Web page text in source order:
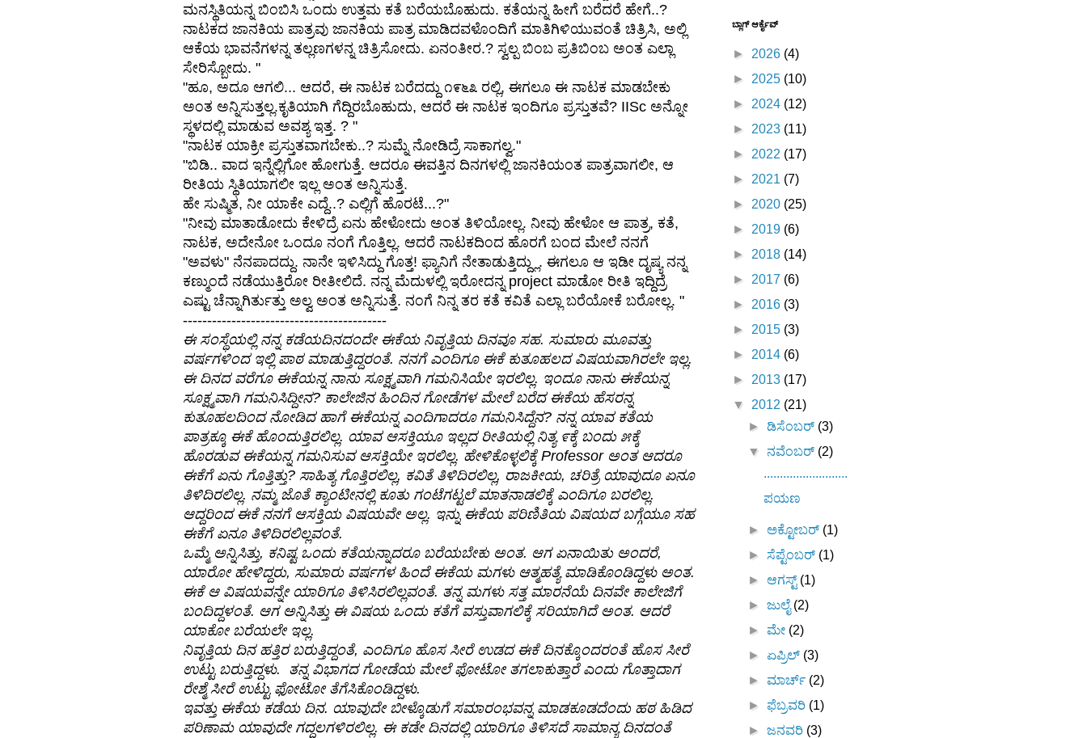
ಮನಸ್ಥಿತಿಯನ್ನ ಬಿಂಬಿಸಿ ಒಂದು ಉತ್ತಮ ಕತೆ ಬರೆಯಬೊಹುದು. ಕತೆಯನ್ನ ಹೀಗೆ ಬರೆದರೆ ಹೇಗೆ..?
ನಾಟಕದ ಜಾನಕಿಯ ಪಾತ್ರವು ಜಾನಕಿಯ ಪಾತ್ರ ಮಾಡಿದವಳೊಂದಿಗೆ ಮಾತಿಗಿಳಿಯುವಂತೆ ಚಿತ್ರಿಸಿ, ಅಲ್ಲಿ
ಆಕೆಯ ಭಾವನೆಗಳನ್ನ ತಲ್ಲಣಗಳನ್ನ ಚಿತ್ರಿಸೋದು. ಏನಂತೀರ.? ಸ್ವಲ್ಪ ಬಿಂಬ ಪ್ರತಿಬಿಂಬ ಅಂತ ಎಲ್ಲಾ
ಸೇರಿಸ್ಬೋದು. "
"ಹೂ, ಅದೂ ಆಗಲಿ... ಆದರೆ, ಈ ನಾಟಕ ಬರೆದದ್ದು ೧೯೬೩ ರಲ್ಲಿ, ಈಗಲೂ ಈ ನಾಟಕ ಮಾಡಬೇಕು
ಅಂತ ಅನ್ನಿಸುತ್ತಲ್ಲ.ಕೃತಿಯಾಗಿ ಗೆದ್ದಿರಬೊಹುದು, ಆದರೆ ಈ ನಾಟಕ ಇಂದಿಗೂ ಪ್ರಸ್ತುತವೆ? IISc ಅನ್ನೋ
ಸ್ಥಳದಲ್ಲಿ ಮಾಡುವ ಅವಶ್ಯ ಇತ್ತ. ? "
"ನಾಟಕ ಯಾಕ್ರೀ ಪ್ರಸ್ತುತವಾಗಬೇಕು..? ಸುಮ್ನೆ ನೋಡಿದ್ರೆ ಸಾಕಾಗಲ್ವ."
"ಬಿಡಿ.. ವಾದ ಇನ್ನೆಲ್ಲಿಗೋ ಹೋಗುತ್ತೆ. ಆದರೂ ಈವತ್ತಿನ ದಿನಗಳಲ್ಲಿ ಜಾನಕಿಯಂತ ಪಾತ್ರವಾಗಲೀ, ಆ
ರೀತಿಯ ಸ್ಥಿತಿಯಾಗಲೀ ಇಲ್ಲ ಅಂತ ಅನ್ನಿಸುತ್ತೆ.
ಹೇ ಸುಷ್ಮಿತ, ನೀ ಯಾಕೇ ಎದ್ದೆ..? ಎಲ್ಲಿಗೆ ಹೊರಟೆ...?"
"ನೀವು ಮಾತಾಡೋದು ಕೇಳಿದ್ರೆ ಏನು ಹೇಳೋದು ಅಂತ ತಿಳಿಯೋಲ್ಲ. ನೀವು ಹೇಳೋ ಆ ಪಾತ್ರ, ಕತೆ,
ನಾಟಕ, ಅದೇನೋ ಒಂದೂ ನಂಗೆ ಗೊತ್ತಿಲ್ಲ. ಆದರೆ ನಾಟಕದಿಂದ ಹೊರಗೆ ಬಂದ ಮೇಲೆ ನನಗೆ
"ಅವಳು" ನೆನಪಾದದ್ದು. ನಾನೇ ಇಳಿಸಿದ್ದು ಗೊತ್ತ! ಫ್ಯಾನಿಗೆ ನೇತಾಡುತ್ತಿದ್ದ್ಲು. ಈಗಲೂ ಆ ಇಡೀ ದೃಷ್ಯ ನನ್ನ
ಕಣ್ಮುಂದೆ ನಡೆಯುತ್ತಿರೋ ರೀತೀಲಿದೆ. ನನ್ನ ಮೆದುಳಲ್ಲಿ ಇರೋದನ್ನ project ಮಾಡೋ ರೀತಿ ಇದ್ದಿದ್ರೆ
ಎಷ್ಟು ಚೆನ್ನಾಗಿರ್ತುತ್ತು ಅಲ್ವ ಅಂತ ಅನ್ನಿಸುತ್ತೆ. ನಂಗೆ ನಿನ್ನ ತರ ಕತೆ ಕವಿತೆ ಎಲ್ಲಾ ಬರೆಯೋಕೆ ಬರೋಲ್ಲ. "
------------------------------------------
ಈ ಸಂಸ್ಥೆಯಲ್ಲಿ ನನ್ನ ಕಡೆಯದಿನದಂದೇ ಈಕೆಯ ನಿವೃತ್ತಿಯ ದಿನವೂ ಸಹ. ಸುಮಾರು ಮೂವತ್ತು
ವರ್ಷಗಳಿಂದ ಇಲ್ಲಿ ಪಾಠ ಮಾಡುತ್ತಿದ್ದರಂತೆ. ನನಗೆ ಎಂದಿಗೂ ಈಕೆ ಕುತೂಹಲದ ವಿಷಯವಾಗಿರಲೇ ಇಲ್ಲ.
ಈ ದಿನದ ವರೆಗೂ ಈಕೆಯನ್ನ ನಾನು ಸೂಕ್ಷ್ಮವಾಗಿ ಗಮನಿಸಿಯೇ ಇರಲಿಲ್ಲ. ಇಂದೂ ನಾನು ಈಕೆಯನ್ನ
ಸೂಕ್ಷ್ಮವಾಗಿ ಗಮನಿಸಿದ್ದೀನ? ಕಾಲೇಜಿನ ಹಿಂದಿನ ಗೋಡೆಗಳ ಮೇಲೆ ಬರೆದ ಈಕೆಯ ಹೆಸರನ್ನ
ಕುತೂಹಲದಿಂದ ನೋಡಿದ ಹಾಗೆ ಈಕೆಯನ್ನ ಎಂದಿಗಾದರೂ ಗಮನಿಸಿದ್ದೆನ? ನನ್ನ ಯಾವ ಕತೆಯ
ಪಾತ್ರಕ್ಕೂ ಈಕೆ ಹೊಂದುತ್ತಿರಲಿಲ್ಲ. ಯಾವ ಆಸಕ್ತಿಯೂ ಇಲ್ಲದ ರೀತಿಯಲ್ಲಿ ನಿತ್ಯ ೯ಕ್ಕೆ ಬಂದು ೫ಕ್ಕೆ
ಹೊರಡುವ ಈಕೆಯನ್ನ ಗಮನಿಸುವ ಆಸಕ್ತಿಯೇ ಇರಲಿಲ್ಲ. ಹೇಳಿಕೊಳ್ಳಲಿಕ್ಕೆ Professor ಅಂತ ಆದರೂ
ಈಕೆಗೆ ಏನು ಗೊತ್ತಿತ್ತು? ಸಾಹಿತ್ಯ ಗೊತ್ತಿರಲಿಲ್ಲ, ಕವಿತೆ ತಿಳಿದಿರಲಿಲ್ಲ, ರಾಜಕೀಯ, ಚರಿತ್ರೆ ಯಾವುದೂ ಏನೂ
ತಿಳಿದಿರಲಿಲ್ಲ. ನಮ್ಮ ಜೊತೆ ಕ್ಯಾಂಟೀನಲ್ಲಿ ಕೂತು ಗಂಟೆಗಟ್ಟಲೆ ಮಾತನಾಡಲಿಕ್ಕೆ ಎಂದಿಗೂ ಬರಲಿಲ್ಲ.
ಆದ್ದರಿಂದ ಈಕೆ ನನಗೆ ಆಸಕ್ತಿಯ ವಿಷಯವೇ ಅಲ್ಲ. ಇನ್ನು ಈಕೆಯ ಪರಿಣಿತಿಯ ವಿಷಯದ ಬಗ್ಗೆಯೂ ಸಹ
ಈಕೆಗೆ ಏನೂ ತಿಳಿದಿರಲಿಲ್ಲವಂತೆ.
ಒಮ್ಮೆ ಅನ್ನಿಸಿತ್ತು, ಕನಿಷ್ಟ ಒಂದು ಕತೆಯನ್ನಾದರೂ ಬರೆಯಬೇಕು ಅಂತ. ಆಗ ಏನಾಯಿತು ಅಂದರೆ,
ಯಾರೋ ಹೇಳಿದ್ದರು, ಸುಮಾರು ವರ್ಷಗಳ ಹಿಂದೆ ಈಕೆಯ ಮಗಳು ಆತ್ಮಹತ್ಯೆ ಮಾಡಿಕೊಂಡಿದ್ದಳು ಅಂತ.
ಈಕೆ ಆ ವಿಷಯವನ್ನೇ ಯಾರಿಗೂ ತಿಳಿಸಿರಲಿಲ್ಲವಂತೆ. ತನ್ನ ಮಗಳು ಸತ್ತ ಮಾರನೆಯೆ ದಿನವೇ ಕಾಲೇಜಿಗೆ
ಬಂದಿದ್ದಳಂತೆ. ಆಗ ಅನ್ನಿಸಿತ್ತು ಈ ವಿಷಯ ಒಂದು ಕತೆಗೆ ವಸ್ತುವಾಗಲಿಕ್ಕೆ ಸರಿಯಾಗಿದೆ ಅಂತ. ಆದರೆ
ಯಾಕೋ ಬರೆಯಲೇ ಇಲ್ಲ.
ನಿವೃತ್ತಿಯ ದಿನ ಹತ್ತಿರ ಬರುತ್ತಿದ್ದಂತೆ, ಎಂದಿಗೂ ಹೊಸ ಸೀರೆ ಉಡದ ಈಕೆ ದಿನಕ್ಕೊಂದರಂತೆ ಹೊಸ ಸೀರೆ
ಉಟ್ಟು ಬರುತ್ತಿದ್ದಳು. ತನ್ನ ವಿಭಾಗದ ಗೋಡೆಯ ಮೇಲೆ ಫೋಟೋ ತಗಲಾಕುತ್ತಾರೆ ಎಂದು ಗೊತ್ತಾದಾಗ
ರೇಶ್ಮೆ ಸೀರೆ ಉಟ್ಟು ಫೋಟೋ ತೆಗೆಸಿಕೊಂಡಿದ್ದಳು.
ಇವತ್ತು ಈಕೆಯ ಕಡೆಯ ದಿನ. ಯಾವುದೇ ಬೀಳ್ಕೊಡುಗೆ ಸಮಾರಂಭವನ್ನ ಮಾಡಕೂಡದೆಂದು ಹಠ ಹಿಡಿದ
ಪರಿಣಾಮ ಯಾವುದೇ ಗದ್ದಲಗಳಿರಲಿಲ್ಲ. ಈ ಕಡೇ ದಿನದಲ್ಲಿ ಯಾರಿಗೂ ತಿಳಿಸದೆ ಸಾಮಾನ್ಯ ದಿನದಂತೆ
ಬ್ಲಾಗ್ ಆರ್ಕೈವ್
► 2026 (4)
► 2025 (10)
► 2024 (12)
► 2023 (11)
► 2022 (17)
► 2021 (7)
► 2020 (25)
► 2019 (6)
► 2018 (14)
► 2017 (6)
► 2016 (3)
► 2015 (3)
► 2014 (6)
► 2013 (17)
▼ 2012 (21)
► ಡಿಸೆಂಬರ್ (3)
▼ ನವೆಂಬರ್ (2)
..........................
ಪಯಣ
► ಅಕ್ಟೋಬರ್ (1)
► ಸೆಪ್ಟೆಂಬರ್ (1)
► ಆಗಸ್ಟ್ (1)
► ಜುಲೈ(2)
► ಮೇ (2)
► ಏಪ್ರಿಲ್ (3)
► ಮಾರ್ಚ್ (2)
► ಫೆಬ್ರವರಿ (1)
► ಜನವರಿ (3)